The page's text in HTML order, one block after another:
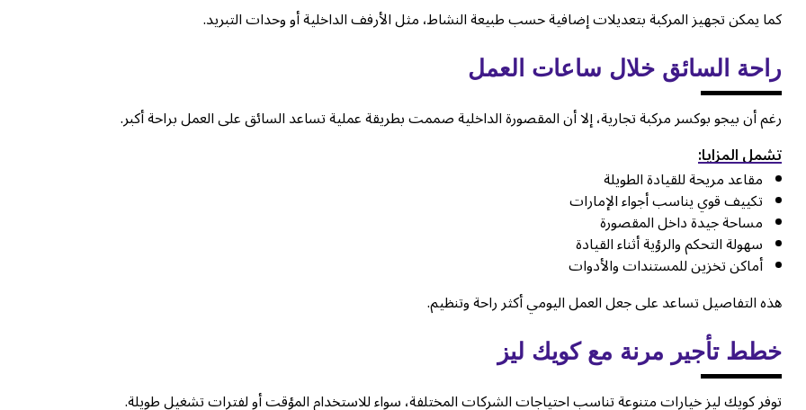
كما يمكن تجهيز المركبة بتعديلات إضافية حسب طبيعة النشاط، مثل الأرفف الداخلية أو وحدات التبريد.
راحة السائق خلال ساعات العمل
رغم أن بيجو بوكسر مركبة تجارية، إلا أن المقصورة الداخلية صممت بطريقة عملية تساعد السائق على العمل براحة أكبر.
تشمل المزايا:
مقاعد مريحة للقيادة الطويلة
تكييف قوي يناسب أجواء الإمارات
مساحة جيدة داخل المقصورة
سهولة التحكم والرؤية أثناء القيادة
أماكن تخزين للمستندات والأدوات
هذه التفاصيل تساعد على جعل العمل اليومي أكثر راحة وتنظيم.
خطط تأجير مرنة مع كويك ليز
توفر كويك ليز خيارات متنوعة تناسب احتياجات الشركات المختلفة، سواء للاستخدام المؤقت أو لفترات تشغيل طويلة.